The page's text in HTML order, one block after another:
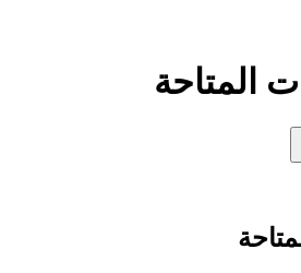
المتاحة